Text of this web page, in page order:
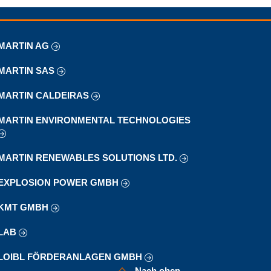
AG
SAS
CALDEIRAS
ENVIRONMENTAL TECHNOLOGIES
RENEWABLES SOLUTIONS LTD.
POWER GMBH
GMBH
FÖRDERANLAGEN GMBH